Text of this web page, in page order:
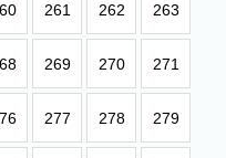
261 262 263
269 270 271
277 278 279